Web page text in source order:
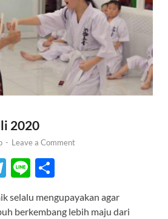
2020
- Leave a Comment
T
e
Li
e ar
selalu mengupayakan agar
berkembang lebih maju dari